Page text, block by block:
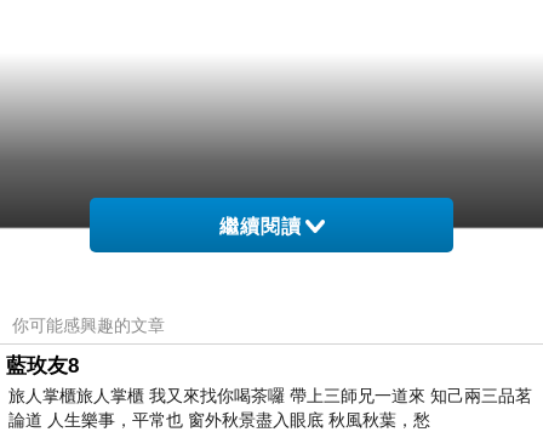
繼續閱讀
你可能感興趣的文章
藍玫友8
旅人掌櫃旅人掌櫃 我又來找你喝茶囉 帶上三師兄一道來 知己兩三品茗
論道 人生樂事，平常也 窗外秋景盡入眼底 秋風秋葉，愁